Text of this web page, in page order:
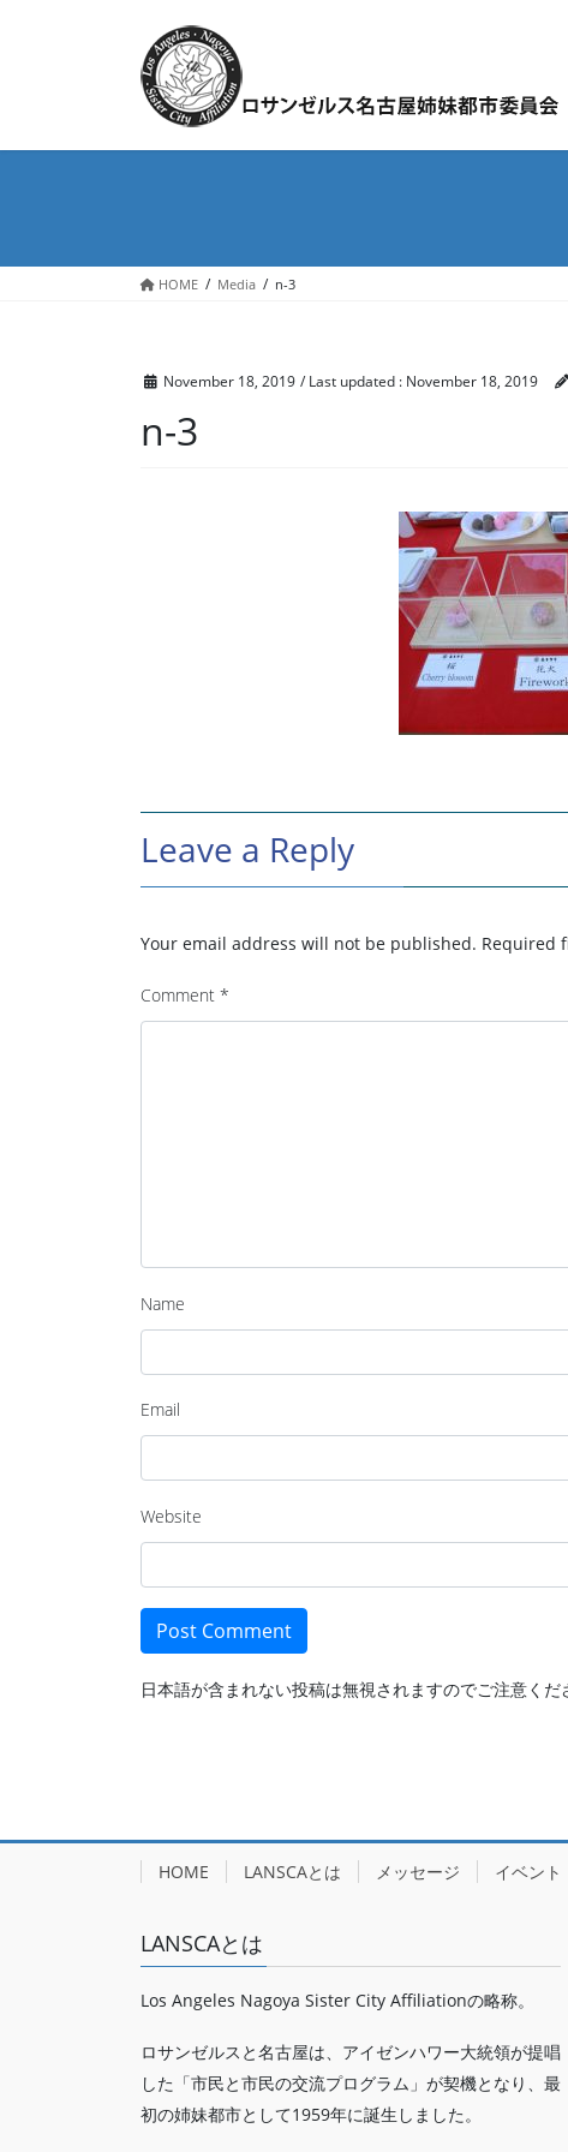
HOME Media n-3
November 18, 2019 / Last updated : November 18, 2019
n-3
Leave a Reply
Your email address will not be published. Required
Comment *
Name
Email
Website
日本語が含まれない投稿は無視されますのでご注意くだ
HOME LANSCAとは メッセージ イベント
LANSCAとは
Los Angeles Nagoya Sister City Affiliationの略称。
ロサンゼルスと名古屋は、アイゼンハワー大統領が提唱
した「市民と市民の交流プログラム」が契機となり、最
初の姉妹都市として1959年に誕生しました。